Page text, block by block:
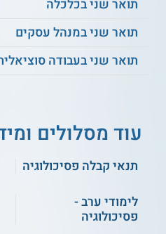
** לתשומת לבך נכונות
תואר שני בכלכלה
תואר שני במנהל עסקים
תואר שני בעבודה
עוד מסלולים
תנאי קבלה פסיכולוגיה
לימודי ערב -
פסיכולוגיה